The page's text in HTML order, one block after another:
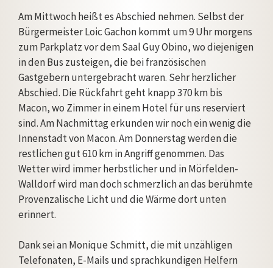
Am Mittwoch heißt es Abschied nehmen. Selbst der
Bürgermeister Loic Gachon kommt um 9 Uhr morgens
zum Parkplatz vor dem Saal Guy Obino, wo diejenigen
in den Bus zusteigen, die bei französischen
Gastgebern untergebracht waren. Sehr herzlicher
Abschied. Die Rückfahrt geht knapp 370 km bis
Macon, wo Zimmer in einem Hotel für uns reserviert
sind. Am Nachmittag erkunden wir noch ein wenig die
Innenstadt von Macon. Am Donnerstag werden die
restlichen gut 610 km in Angriff genommen. Das
Wetter wird immer herbstlicher und in Mörfelden-
Walldorf wird man doch schmerzlich an das berühmte
Provenzalische Licht und die Wärme dort unten
erinnert.
Dank sei an Monique Schmitt, die mit unzähligen
Telefonaten, E-Mails und sprachkundigen Helfern